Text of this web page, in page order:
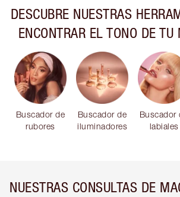
DESCUBRE NUESTRAS
ENCONTRAR EL TONO DE
Buscador de
rubores
Buscador de
iluminadores
Buscador
labiales
NUESTRAS CONSULTAS DE